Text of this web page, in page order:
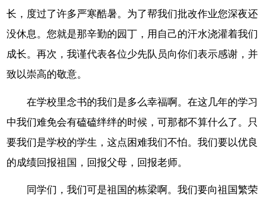
长，度过了许多严寒酷暑。为了帮我们批改作业您深夜还
没休息。您就是那辛勤的园丁，用自己的汗水浇灌着我们
成长。再次，我谨代表各位少先队员向你们表示感谢，并
致以崇高的敬意。
在学校里念书的我们是多么幸福啊。在这几年的学习
中我们难免会有磕磕绊绊的时候，可那都不算什么了。只
要我们是学校的学生，这点困难我们不怕。我们要以优良
的成绩回报祖国，回报父母，回报老师。
同学们，我们可是祖国的栋梁啊。我们要向祖国繁荣